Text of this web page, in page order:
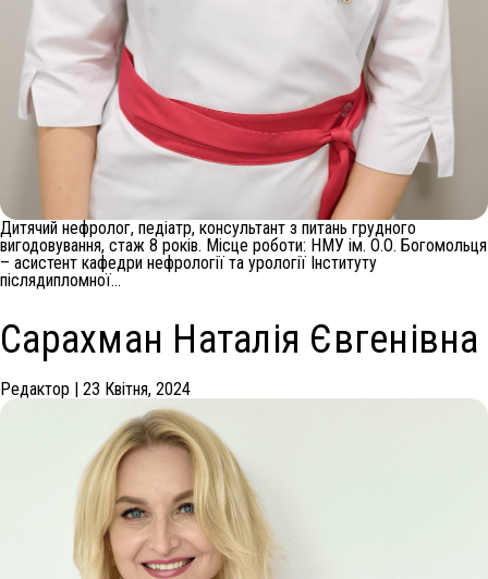
Дитячий нефролог, педіатр, консультант з питань грудного
вигодовування, стаж 8 років. Місце роботи: НМУ ім. О.О. Богомольця
– асистент кафедри нефрології та урології Інституту
післядипломної…
Сарахман Наталія Євгенівна
Редактор | 23 Квітня, 2024